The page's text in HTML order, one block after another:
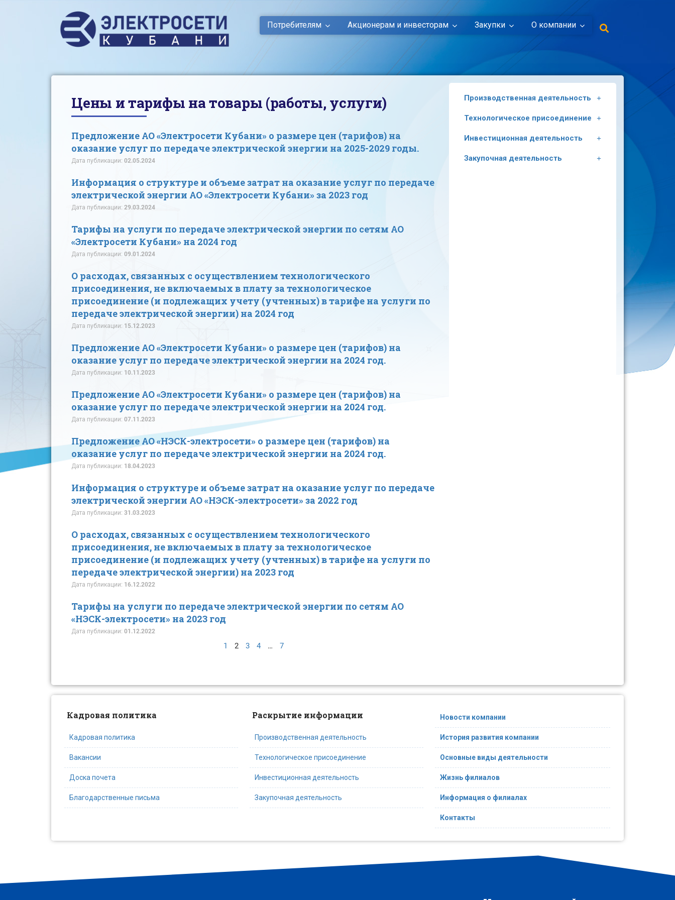
Потребителям Акционерам и инвесторам Закупки О компании
Цены и тарифы на товары (работы, услуги)
Предложение АО «Электросети Кубани» о размере цен (тарифов) на
оказание услуг по передаче электрической энергии на 2025-2029 годы.
Дата публикации:02.05.2024
Информация о структуре и объеме затрат на оказание услуг по передаче
электрической энергии АО «Электросети Кубани» за 2023 год
Дата публикации:29.03.2024
Тарифы на услуги по передаче электрической энергии по сетям АО
«Электросети Кубани» на 2024 год
Дата публикации:09.01.2024
О расходах, связанных с осуществлением технологического
присоединения, не включаемых в плату за технологическое
присоединение (и подлежащих учету (учтенных) в тарифе на услуги по
передаче электрической энергии) на 2024 год
Дата публикации: 15.12.2023
Предложение АО «Электросети Кубани» о размере цен (тарифов) на
оказание услуг по передаче электрической энергии на 2024 год.
Дата публикации: 10.11.2023
Предложение АО «Электросети Кубани» о размере цен (тарифов) на
оказание услуг по передаче электрической энергии на 2024 год.
Дата публикации:07.11.2023
Предложение АО «НЭСК-электросети» о размере цен (тарифов) на
оказание услуг по передаче электрической энергии на 2024 год.
Дата публикации: 18.04.2023
Информация о структуре и объеме затрат на оказание услуг по передаче
электрической энергии АО «НЭСК-электросети» за 2022 год
Дата публикации:31.03.2023
О расходах, связанных с осуществлением технологического
присоединения, не включаемых в плату за технологическое
присоединение (и подлежащих учету (учтенных) в тарифе на услуги по
передаче электрической энергии) на 2023 год
Дата публикации: 16.12.2022
Тарифы на услуги по передаче электрической энергии по сетям АО
«НЭСК-электросети» на 2023 год
Дата публикации:01.12.2022
1 2 3 4 … 7
Производственная деятельность
Технологическое присоединение
Инвестиционная деятельность
Закупочная деятельность
Кадровая политика
Кадровая политика
Вакансии
Доска почета
Благодарственные письма
Раскрытие информации
Производственная деятельность
Технологическое присоединение
Инвестиционная деятельность
Закупочная деятельность
Новости компании
История развития компании
Основные виды деятельности
Жизнь филиалов
Информация о филиалах
Контакты